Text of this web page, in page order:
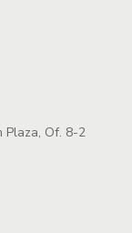
Plaza, Of. 8-2